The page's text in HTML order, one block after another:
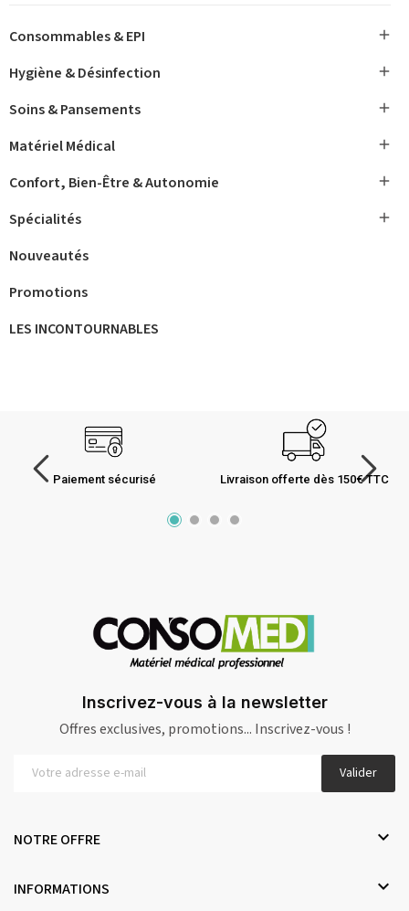
Consommables & EPI 
Hygiène & Désinfection 
Soins & Pansements 
Matériel Médical 
Confort, Bien-Être & Autonomie 
Spécialités 
Nouveautés
Promotions
LES INCONTOURNABLES
Paiement sécurisé Livraison offerte dès 150€ TTC
Inscrivez-vous à la newsletter
Offres exclusives, promotions... Inscrivez-vous !
Valider
NOTRE OFFRE 
INFORMATIONS 